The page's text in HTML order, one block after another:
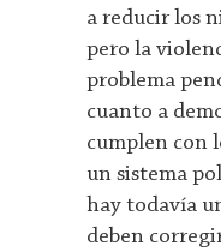
a reducir los
pero la
problema
cuanto a
cumplen con
un sistema
hay todavía
deben